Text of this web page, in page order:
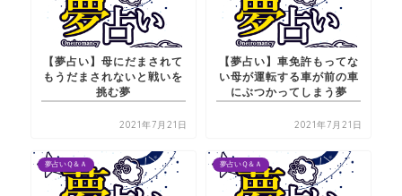
【夢占い】母にだまされて
もうだまされないと戦いを
挑む夢
2021年7月21日
【夢占い】車免許もってな
い母が運転する車が前の車
にぶつかってしまう夢
2021年7月21日
夢占いＱ＆Ａ 夢占いＱ＆Ａ